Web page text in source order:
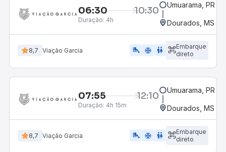
06:30 10:30
Duração: 4h
Umuarama, PR
Dourados, MS -
8,7 Viação Garcia airline_seat_legroom_extra ac_unit wc
Embarque
direto
07:55 12:10
Duração: 4h 15m
Umuarama, PR
Dourados, MS -
8,7 Viação Garcia airline_seat_legroom_extra ac_unit WC
Embarque
direto